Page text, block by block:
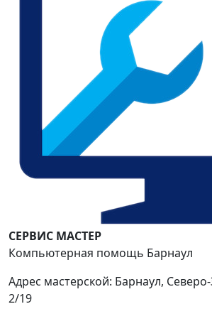
СЕРВИС МАСТЕР
Компьютерная помощь Барнаул
Адрес мастерской: Барнаул,
2/19